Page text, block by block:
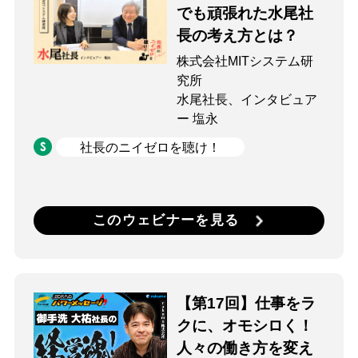
でも頑張れた水尾社
長の考え方とは？
株式会社MITシステム研
究所
水尾社長、インタビュア
ー 塩永
社長のニイゼロを聴け！
このウェビナーを見る
【第17回】仕事をラ
クに、オモシロく！
人々の働き方を変え